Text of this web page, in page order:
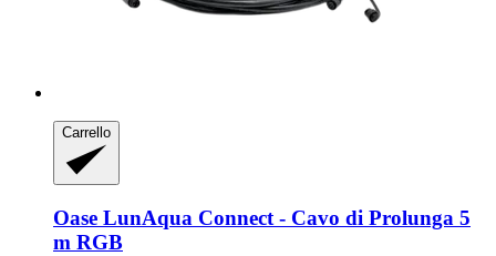
Carrello
Oase LunAqua Connect -​ Cavo di Prolunga 5
m RGB